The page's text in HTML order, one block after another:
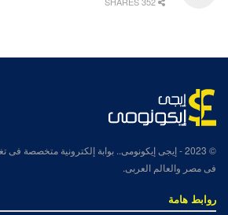
© 2023
- إيجى إيكونومى.. بوابة إلكترونية متخصصة فى
فى مصر والعالم العربى.
روابط هامة